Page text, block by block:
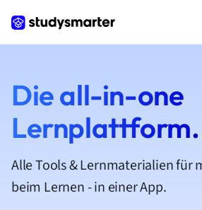
Die all-in-one
Lernplattform.
Alle Tools & Lernmaterialien für
beim Lernen - in einer App.